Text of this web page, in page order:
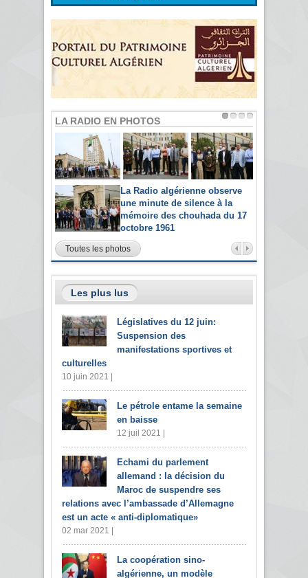
LA RADIO EN PHOTOS
La Radio algérienne observe
une minute de silence à la
mémoire des chouhada du 17
octobre 1961
Toutes les photos
Les plus lus
Législatives du 12 juin:
Suspension des
manifestations sportives et
culturelles
10 juin 2021 |
Le pétrole entame la semaine
en baisse
12 juil 2021 |
Echami du parlement
allemand : la décision du
Maroc de suspendre ses
relations avec l’ambassade d’Allemagne
est un acte « anti-diplomatique»
02 mar 2021 |
La coopération sino-
algérienne, un modèle